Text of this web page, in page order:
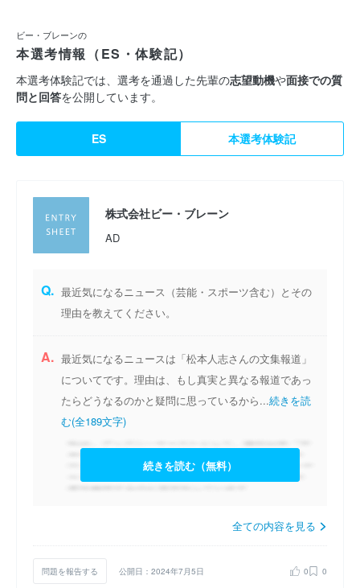
ビー・ブレーンの
本選考情報（ES・体験記）
本選考体験記では、選考を通過した先輩の志望動機や面接での質
問と回答を公開しています。
ES 本選考体験記
株式会社ビー・ブレーン
AD
Q. 最近気になるニュース（芸能・スポーツ含む）とその
理由を教えてください。
A. 最近気になるニュースは「松本人志さんの文集報道」
についてです。理由は、もし真実と異なる報道であっ
たらどうなるのかと疑問に思っているから...続きを読
む(全189文字)
続きを読む（無料）
全ての内容を見る
問題を報告する 公開日：2024年7月5日 0 0